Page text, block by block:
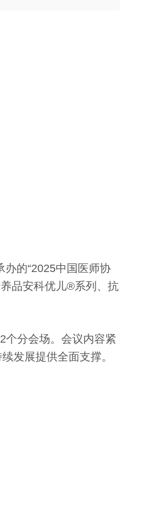
的“2025中国医师协
品安科优儿®系列、抗
个分会场。会议内容紧
发展提供全面支撑。